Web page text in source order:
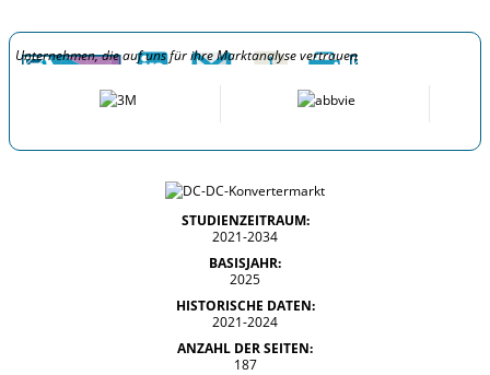
Unternehmen, die auf uns für ihre Marktanalyse vertrauen
STUDIENZEITRAUM:
2021-2034
BASISJAHR:
2025
HISTORISCHE DATEN:
2021-2024
ANZAHL DER SEITEN:
187